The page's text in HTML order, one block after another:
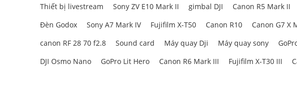
Thiết bị livestream
Sony ZV E10 Mark II gimbal DJI Canon R5 Mark II
Đèn Godox
Sony A7 Mark IV Fujifilm X-T50 Canon R10 Canon G7 X
canon RF 28 70 f2.8
Sound card Máy quay Dji Máy quay sony
DJI Osmo Nano
GoPro Lit Hero Canon R6 Mark III Fujifilm X-T30 III